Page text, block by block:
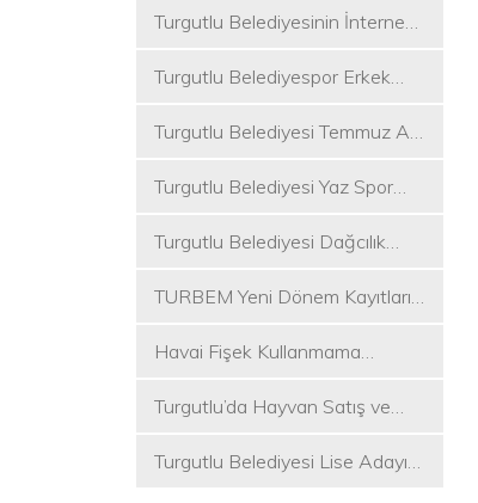
Turgutlu Belediyesinin İnternet
Turgutlu Belediyespor Erkek
Turgutlu Belediyesi Temmuz Ayı
Turgutlu Belediyesi Yaz Spor
Turgutlu Belediyesi Dağcılık
Düzenledi
TURBEM Yeni Dönem Kayıtları
Havai Fişek Kullanmama
Akın Oldu
Turgutlu’da Hayvan Satış ve
Turgutlu Belediyesi Lise Adayı